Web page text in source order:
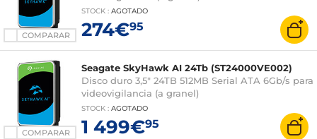
COMPARAR
STOCK : AGOTADO
274€95
COMPARAR
Seagate SkyHawk AI 24Tb (ST24000VE002)
Disco duro 3,5" 24TB 512MB Serial ATA 6Gb/s para
videovigilancia (a granel)
STOCK : AGOTADO
1 499€95